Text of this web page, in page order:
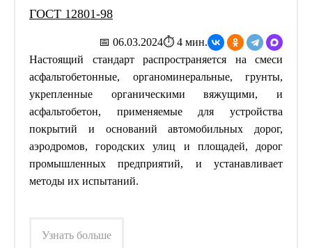
ГОСТ 12801-98
📅 06.03.2024⏱ 4 мин.
Настоящий стандарт распространяется на смеси
асфальтобетонные, органоминеральные, грунты,
укрепленные органическими вяжущими, и
асфальтобетон, применяемые для устройства
покрытий и оснований автомобильных дорог,
аэродромов, городских улиц и площадей, дорог
промышленных предприятий, и устанавливает
методы их испытаний.
Узнать больше